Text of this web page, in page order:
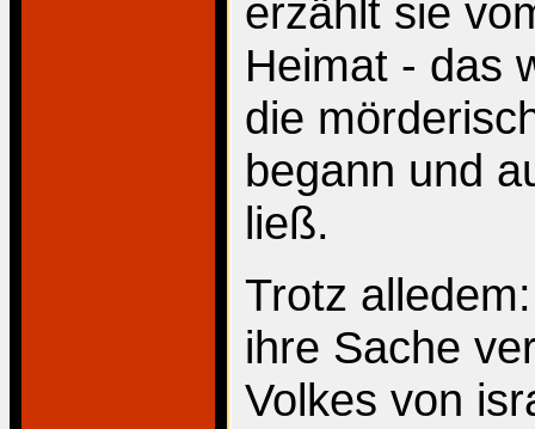
erzählt sie
Heimat - das
die
begann und
ließ.
Trotz
ihre Sache
Volkes von